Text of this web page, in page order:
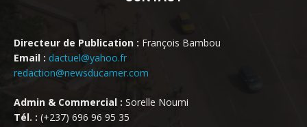
Directeur de Publication : François Bambou
Email : dactuel@yahoo.fr
redaction@newsducamer.com
Admin & Commercial : Sorelle Noumi
Tél. : (+237) 696 96 95 35